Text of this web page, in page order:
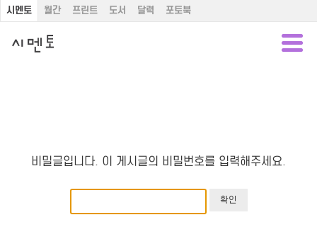
시멘토 월간 프린트 도서 달력 포토북
비밀글입니다. 이 게시글의 비밀번호를 입력해주세요.